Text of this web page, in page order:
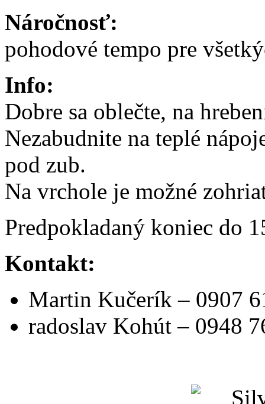
Náročnosť:
pohodové tempo pre
Info:
Dobre sa oblečte, na
Nezabudnite na teplé
pod zub.
Na vrchole je možné
Predpokladaný koniec do
Kontakt:
Martin Kučerík – 0907
radoslav Kohút – 0948